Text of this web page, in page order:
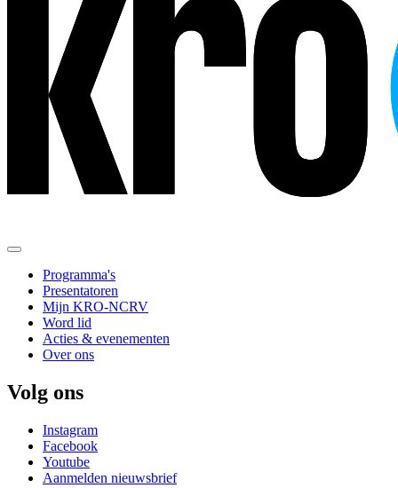
Programma's
Presentatoren
Mijn KRO-NCRV
Word lid
Acties & evenementen
Over ons
Volg ons
Instagram
Facebook
Youtube
Aanmelden nieuwsbrief